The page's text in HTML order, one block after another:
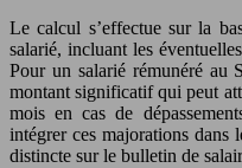
Le calcul s’effectue sur la
salarié, incluant les
Pour un salarié rémunéré au
montant significatif qui peut
mois en cas de
intégrer ces majorations dans
distincte sur le bulletin de